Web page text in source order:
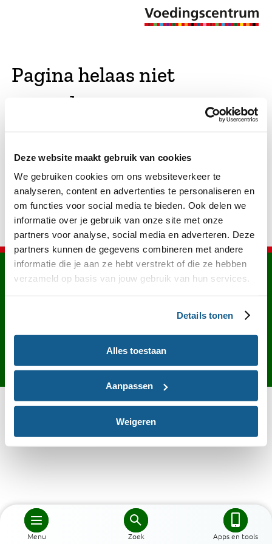
Deze website maakt gebruik van cookies
We gebruiken cookies om ons websiteverkeer te
analyseren, content en advertenties te personaliseren en
om functies voor social media te bieden. Ook delen we
informatie over je gebruik van onze site met onze
partners voor analyse, social media en adverteren. Deze
partners kunnen de gegevens combineren met andere
informatie die je aan ze hebt verstrekt of die ze hebben
verzameld op basis van jouw gebruik van hun services.
Details tonen
Alles toestaan
Aanpassen
Weigeren
Menu Zoek Apps en tools
Pagina helaas niet
gevonden
hebben gekeken of er vergelijkbare pagina's
bestaan. Als dat zo is, dan zie je die hier.
Contact English Privacy
Cookies
Toegankelijkheid
Desktop site